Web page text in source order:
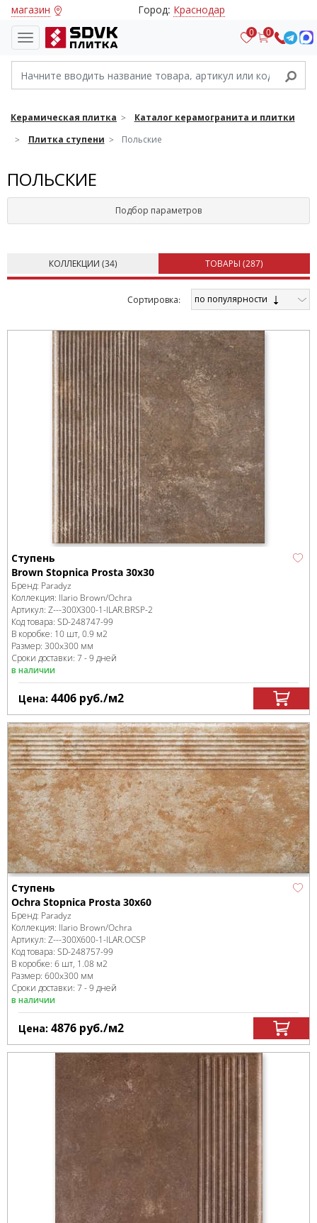
магазин Город: Краснодар
0 0
Керамическая плитка
Каталог керамогранита и плитки
Плитка ступени
Польские
ПОЛЬСКИЕ
Подбор параметров
КОЛЛЕКЦИИ (34) ТОВАРЫ (287)
Cортировка: по популярности
Ступень
Brown Stopnica Prosta 30x30
Бренд: Paradyz
Коллекция: Ilario Brown/Ochra
Артикул: Z---300X300-1-ILAR.BRSP-2
Код товара: SD-248747-99
В коробке: 10 шт, 0.9 м2
Размер: 300x300 мм
Сроки доставки: 7 - 9 дней
в наличии
Цена: 4406 руб./м2
Ступень
Ochra Stopnica Prosta 30x60
Бренд: Paradyz
Коллекция: Ilario Brown/Ochra
Артикул: Z---300X600-1-ILAR.OCSP
Код товара: SD-248757-99
В коробке: 6 шт, 1.08 м2
Размер: 600x300 мм
Сроки доставки: 7 - 9 дней
в наличии
Цена: 4876 руб./м2